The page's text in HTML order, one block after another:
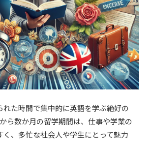
れた時間で集中的に英語を学ぶ絶好の
ら数か月の留学期間は、仕事や学業の
く、多忙な社会人や学生にとって魅力